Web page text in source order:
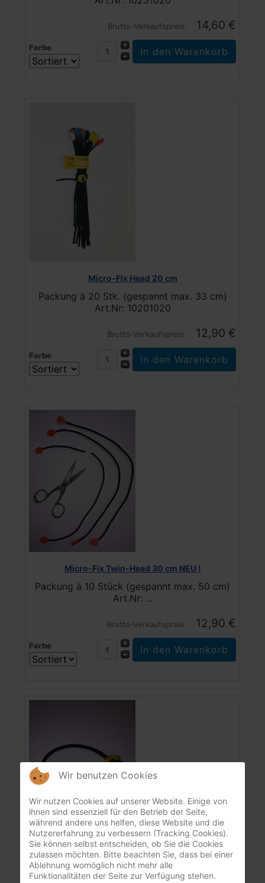
Brutto-Verkaufspreis: 14,60 €
Farbe
Micro-Fix Head 20 cm
Packung à 20 Stk. (gespannt max. 33 cm)
Art.Nr: 10201020
Brutto-Verkaufspreis: 12,90 €
Farbe
Micro-Fix Twin-Head 30 cm NEU !
Packung à 10 Stück (gespannt max. 50 cm)
Art.Nr: ...
Brutto-Verkaufspreis: 12,90 €
Farbe
Micro-Fix Head 30 cm
Preis pro Stk. (gespannt max. 50 cm) Art.Nr:
Wir benutzen Cookies
Wir nutzen Cookies auf unserer Website. Einige von
ihnen sind essenziell für den Betrieb der Seite,
während andere uns helfen, diese Website und die
Nutzererfahrung zu verbessern (Tracking Cookies).
Sie können selbst entscheiden, ob Sie die Cookies
zulassen möchten. Bitte beachten Sie, dass bei einer
Ablehnung womöglich nicht mehr alle
Funktionalitäten der Seite zur Verfügung stehen.